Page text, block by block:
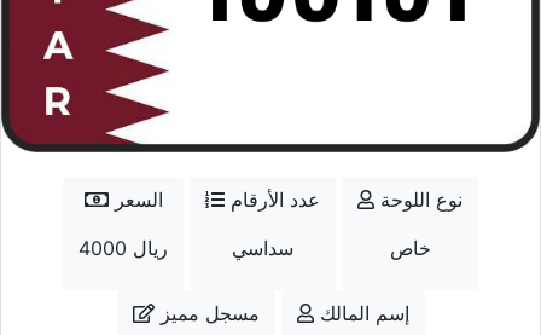
السعر
4000 ريال
عدد الأرقام
سداسي
نوع اللوحة
خاص
مسجل مميز
إسم المالك